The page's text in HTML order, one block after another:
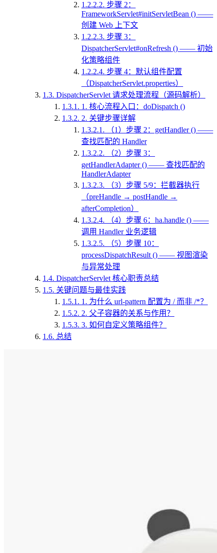
1.2.2.2. 步骤 2：
FrameworkServlet#initServletBean () ——
创建 Web 上下文
1.2.2.3. 步骤 3：
DispatcherServlet#onRefresh () —— 初始
化策略组件
1.2.2.4. 步骤 4：默认组件配置
（DispatcherServlet.properties）
1.3. DispatcherServlet 请求处理流程（源码解析）
1.3.1. 1. 核心流程入口：doDispatch ()
1.3.2. 2. 关键步骤详解
1.3.2.1.
（1）步骤 2：getHandler () ——
查找匹配的 Handler
1.3.2.2.
（2）步骤 3：
getHandlerAdapter () —— 查找匹配的
HandlerAdapter
1.3.2.3.
（3）步骤 5/9：拦截器执行
（preHandle → postHandle →
afterCompletion）
1.3.2.4.
（4）步骤 6：ha.handle () ——
调用 Handler 业务逻辑
1.3.2.5.
（5）步骤 10：
processDispatchResult () —— 视图渲染
与异常处理
1.4. DispatcherServlet 核心职责总结
1.5. 关键问题与最佳实践
1.5.1. 1. 为什么 url-pattern 配置为 / 而非 /*？
1.5.2. 2. 父子容器的关系与作用？
1.5.3. 3. 如何自定义策略组件？
1.6. 总结